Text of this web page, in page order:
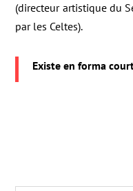
(directeur artistique du
par les Celtes).
Existe en forma